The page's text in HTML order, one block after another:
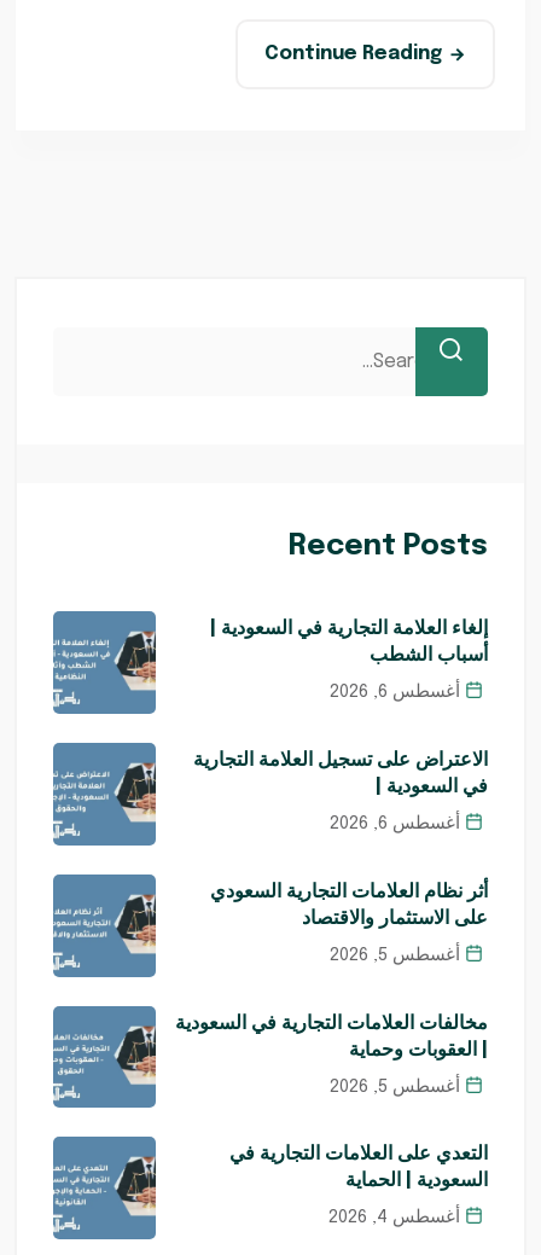
Continue Reading
Recent Posts
إلغاء العلامة التجارية في السعودية |
أسباب الشطب
أغسطس 6, 2026
الاعتراض على تسجيل العلامة التجارية
في السعودية |
أغسطس 6, 2026
أثر نظام العلامات التجارية السعودي
على الاستثمار والاقتصاد
أغسطس 5, 2026
مخالفات العلامات التجارية في السعودية
| العقوبات وحماية
أغسطس 5, 2026
التعدي على العلامات التجارية في
السعودية | الحماية
أغسطس 4, 2026